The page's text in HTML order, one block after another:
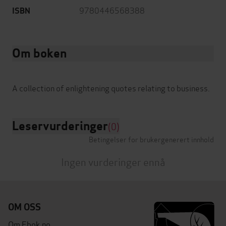
ISBN 9780446568388
Om boken
Leservurderinger(0)
Betingelser for brukergenerert innhold
Ingen vurderinger ennå
OM OSS